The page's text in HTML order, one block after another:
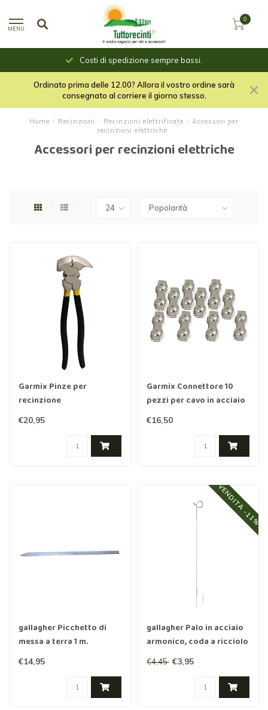
MENU
0
Costi di spedizione sempre bassi.
Ordinato prima delle 12.00? Allora il vostro ordine sarà
consegnato al corriere il giorno stesso.
Home / Recinzioni / Recinzioni elettrificate / Accessori per
recinzioni elettriche
Accessori per recinzioni elettriche
Garmix Pinze per
recinzione
€20,95
Garmix Connettore 10
pezzi per cavo in acciaio
inox
€16,50
gallagher Picchetto di
messa a terra 1 m.
€14,95
VENDITA -11%
gallagher Palo in acciaio
armonico, coda a ricciolo
100 cm
€4,45 €3,95